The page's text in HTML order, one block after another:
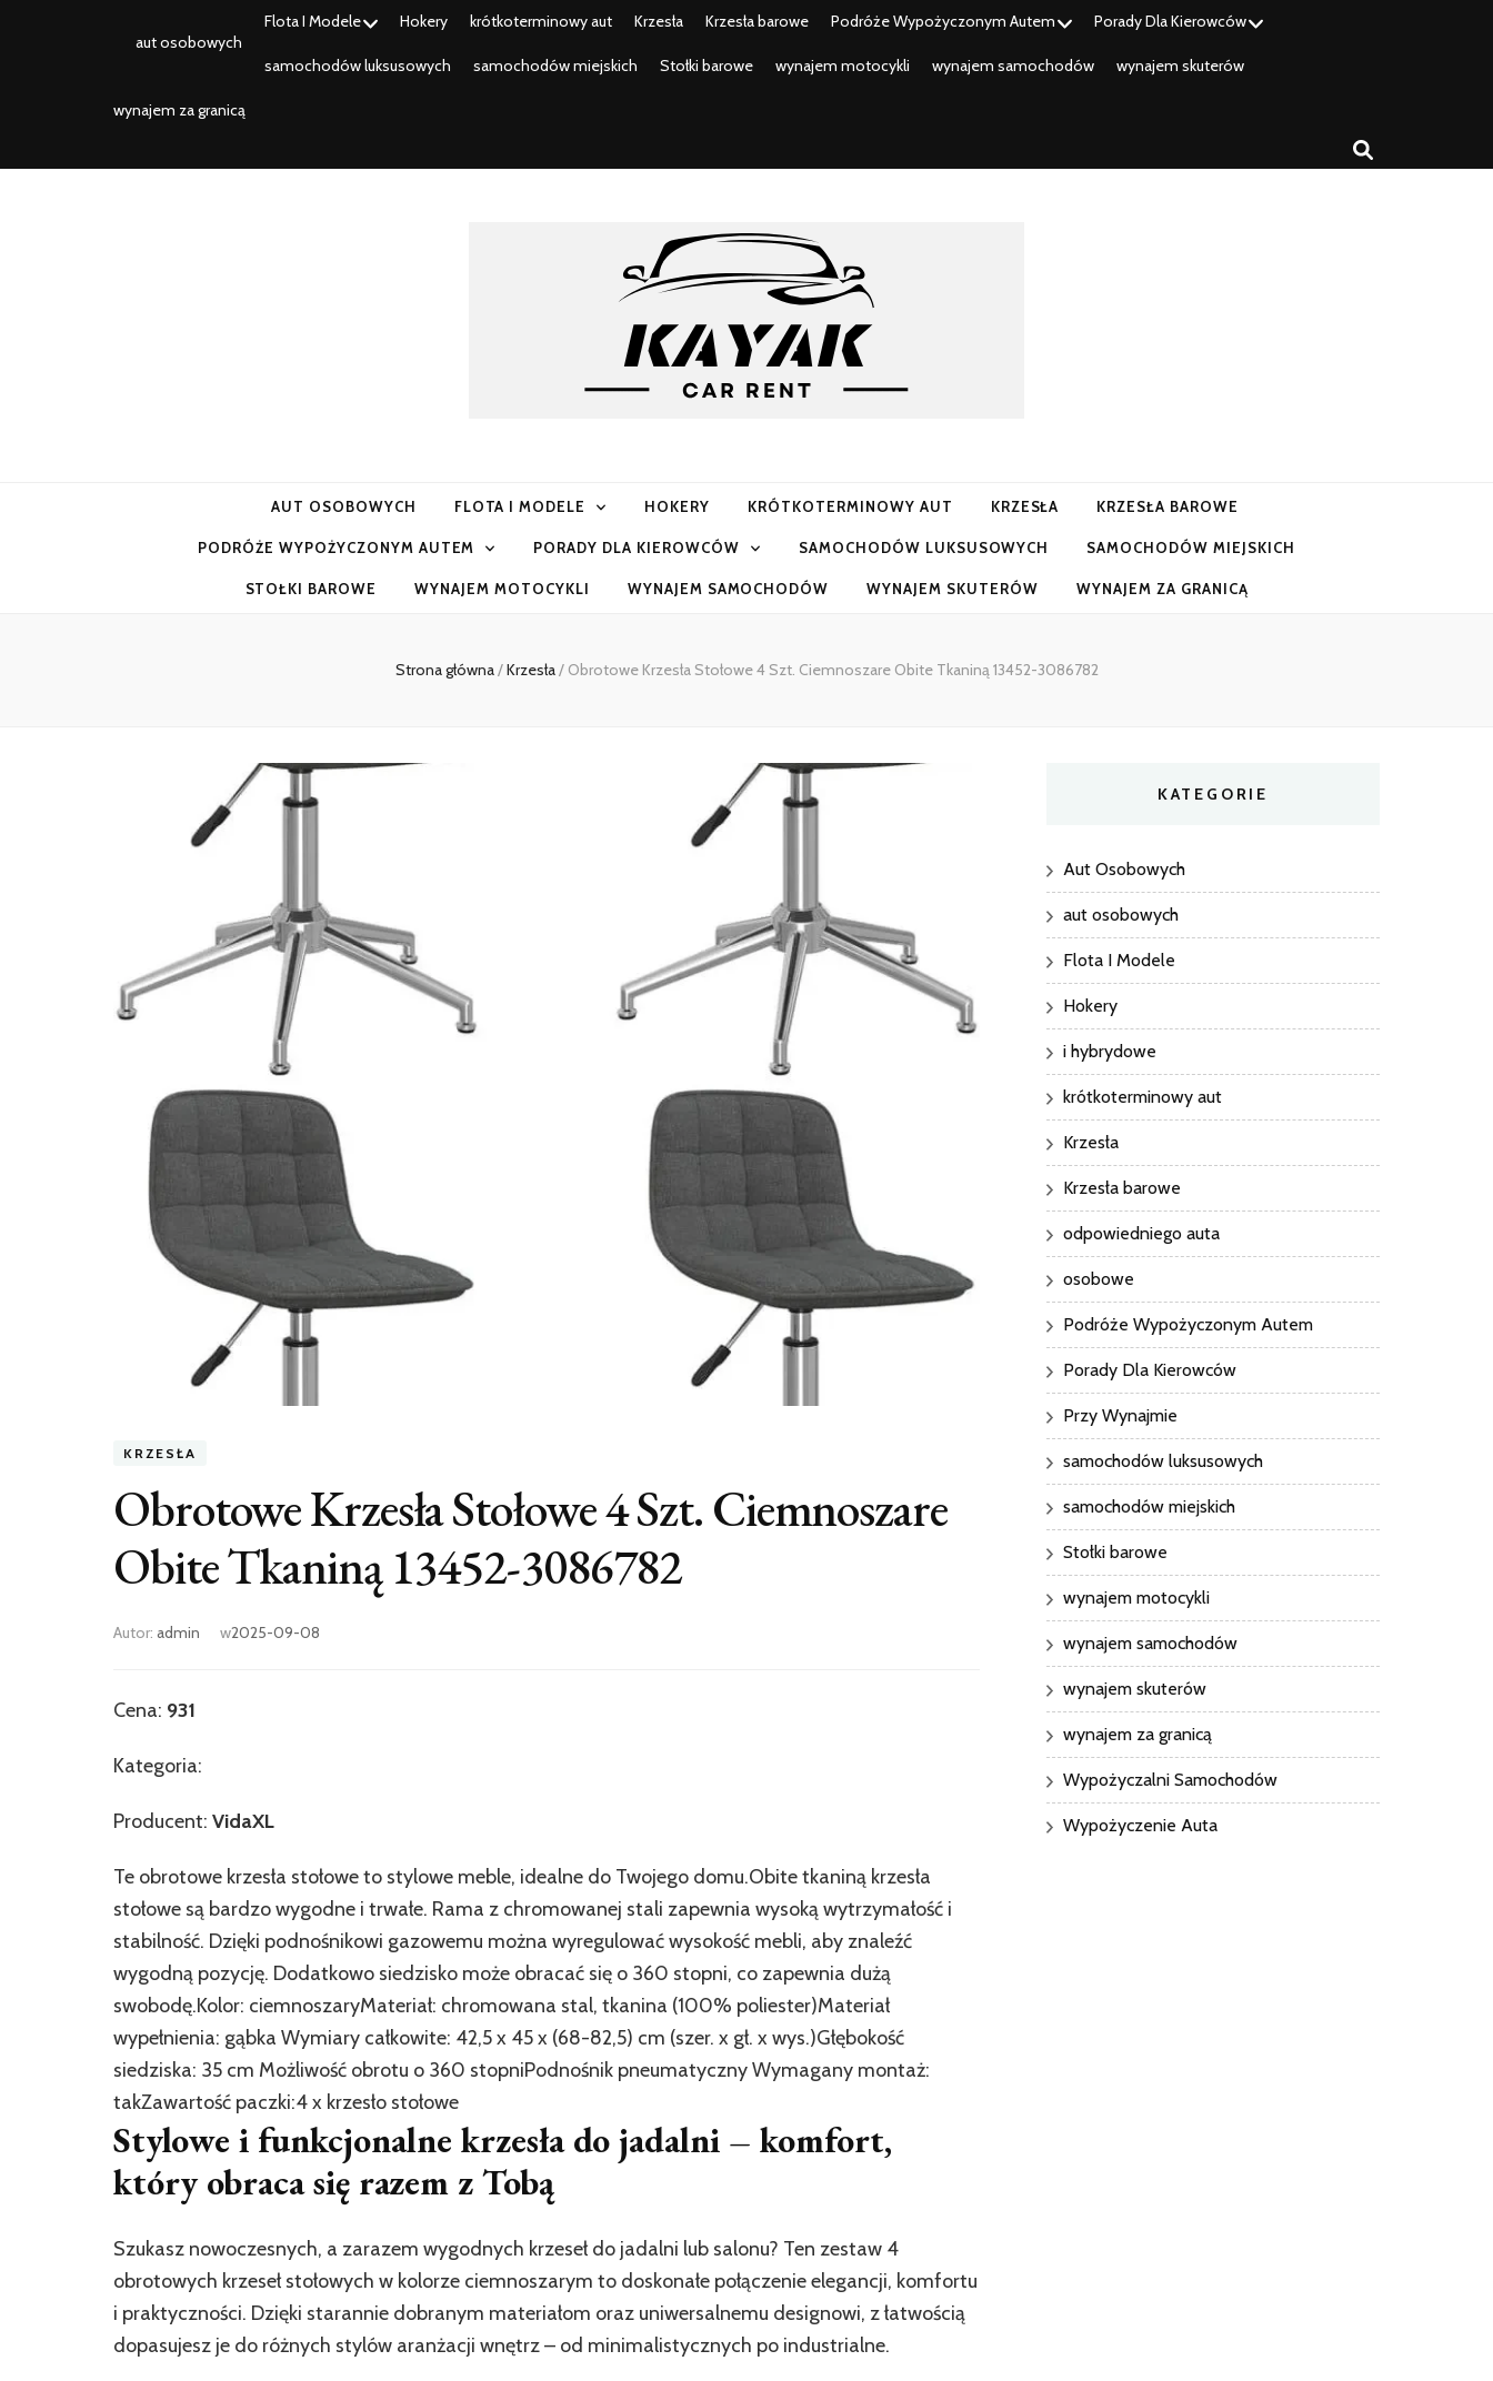
aut osobowych
Flota I Modele Hokery krótkoterminowy aut Krzesła Krzesła barowe Podróże Wypożyczonym Autem Porady Dla Kierowców
samochodów luksusowych samochodów miejskich Stołki barowe wynajem motocykli wynajem samochodów wynajem skuterów
wynajem za granicą
AUT OSOBOWYCH FLOTA I MODELE HOKERY KRÓTKOTERMINOWY AUT KRZESŁA KRZESŁA BAROWE
PODRÓŻE WYPOŻYCZONYM AUTEM PORADY DLA KIEROWCÓW SAMOCHODÓW LUKSUSOWYCH SAMOCHODÓW MIEJSKICH
STOŁKI BAROWE WYNAJEM MOTOCYKLI WYNAJEM SAMOCHODÓW WYNAJEM SKUTERÓW WYNAJEM ZA GRANICĄ
Strona główna/Krzesła/ Obrotowe Krzesła Stołowe 4 Szt. Ciemnoszare Obite Tkaniną 13452-3086782
KRZESŁA
Obrotowe Krzesła Stołowe 4 Szt. Ciemnoszare
Obite Tkaniną 13452-3086782
Autor: admin w2025-09-08
Cena: 931
Kategoria:
Producent: VidaXL
Te obrotowe krzesła stołowe to stylowe meble, idealne do Twojego domu.Obite tkaniną krzesła
stołowe są bardzo wygodne i trwałe. Rama z chromowanej stali zapewnia wysoką wytrzymałość i
stabilność. Dzięki podnośnikowi gazowemu można wyregulować wysokość mebli, aby znaleźć
wygodną pozycję. Dodatkowo siedzisko może obracać się o 360 stopni, co zapewnia dużą
swobodę.Kolor: ciemnoszaryMateriał: chromowana stal, tkanina (100% poliester)Materiał
wypełnienia: gąbka Wymiary całkowite: 42,5 x 45 x (68-82,5) cm (szer. x gł. x wys.)Głębokość
siedziska: 35 cm Możliwość obrotu o 360 stopniPodnośnik pneumatyczny Wymagany montaż:
takZawartość paczki:4 x krzesło stołowe
Stylowe i funkcjonalne krzesła do jadalni – komfort,
który obraca się razem z Tobą
Szukasz nowoczesnych, a zarazem wygodnych krzeseł do jadalni lub salonu? Ten zestaw 4
obrotowych krzeseł stołowych w kolorze ciemnoszarym to doskonałe połączenie elegancji, komfortu
i praktyczności. Dzięki starannie dobranym materiałom oraz uniwersalnemu designowi, z łatwością
dopasujesz je do różnych stylów aranżacji wnętrz – od minimalistycznych po industrialne.
KATEGORIE
Aut Osobowych
aut osobowych
Flota I Modele
Hokery
i hybrydowe
krótkoterminowy aut
Krzesła
Krzesła barowe
odpowiedniego auta
osobowe
Podróże Wypożyczonym Autem
Porady Dla Kierowców
Przy Wynajmie
samochodów luksusowych
samochodów miejskich
Stołki barowe
wynajem motocykli
wynajem samochodów
wynajem skuterów
wynajem za granicą
Wypożyczalni Samochodów
Wypożyczenie Auta